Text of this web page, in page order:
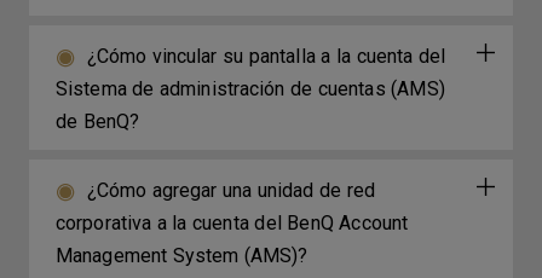
¿Cómo vincular su pantalla a la cuenta del
Sistema de administración de cuentas (AMS)
de BenQ?
¿Cómo agregar una unidad de red
corporativa a la cuenta del BenQ Account
Management System (AMS)?